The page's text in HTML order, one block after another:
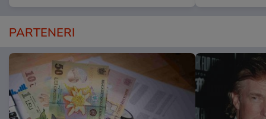
PARTENERI